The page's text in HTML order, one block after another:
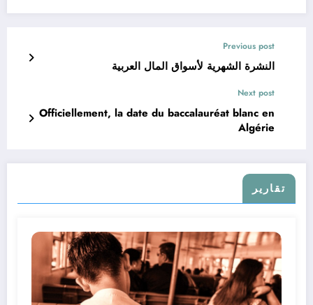
Previous post
النشرة الشهرية لأسواق المال العربية
Next post
Officiellement, la date du baccalauréat blanc en
Algérie
تقارير